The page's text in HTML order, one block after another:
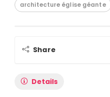
architecture église géante
Share
Details